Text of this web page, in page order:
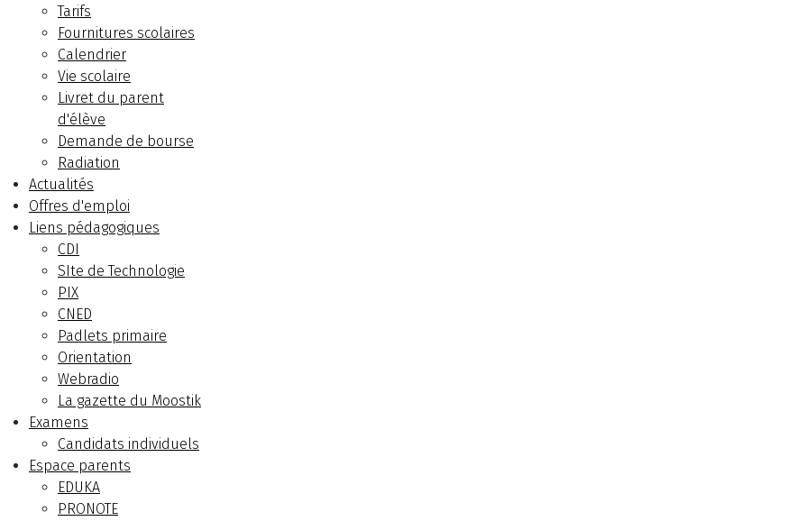
Tarifs
Fournitures scolaires
Calendrier
Vie scolaire
Livret du parent
d'élève
Demande de bourse
Radiation
Actualités
Offres d'emploi
Liens pédagogiques
CDI
SIte de Technologie
PIX
CNED
Padlets primaire
Orientation
Webradio
La gazette du Moostik
Examens
Candidats individuels
Espace parents
EDUKA
PRONOTE